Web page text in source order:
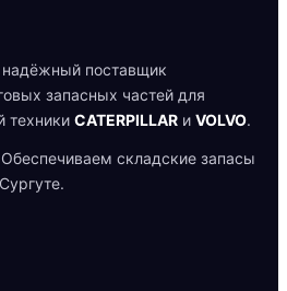
поставщик
запасных частей для
техники CATERPILLAR и VOLVO.
складские запасы